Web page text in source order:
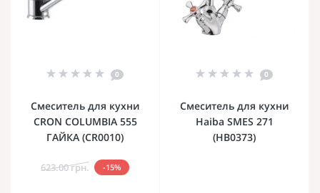
0
Смеситель для кухни
CRON COLUMBIA 555
ГАЙКА (CR0010)
623.00 грн. -15%
0
Смеситель для кухни
Haiba SMES 271
(HB0373)